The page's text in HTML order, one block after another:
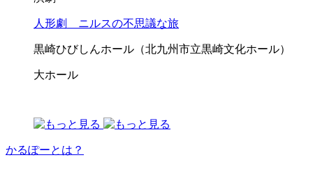
人形劇 ニルスの不思議な旅
黒崎ひびしんホール（北九州市立黒崎文化ホール）
大ホール
かるぽーとは？